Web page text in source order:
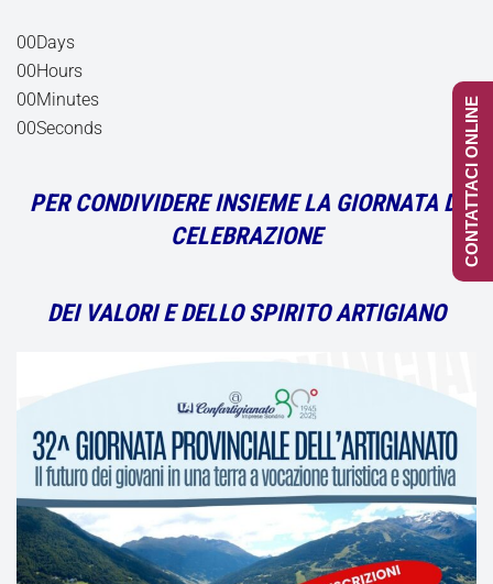
00Days
00Hours
00Minutes
00Seconds
PER CONDIVIDERE INSIEME LA GIORNATA DI
CELEBRAZIONE
DEI VALORI E DELLO SPIRITO ARTIGIANO
CONTATTACI ONLINE